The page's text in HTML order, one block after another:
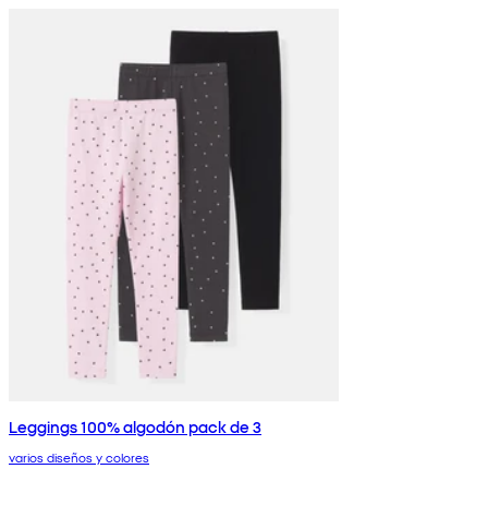
Leggings 100% algodón pack de 3
varios diseños y colores